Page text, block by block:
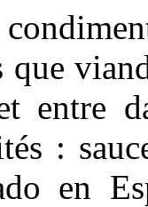
entre
:
en